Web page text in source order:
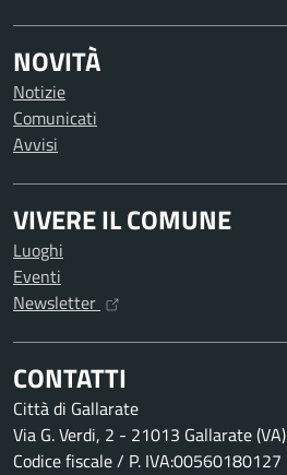
NOVITÀ
Notizie
Comunicati
Avvisi
VIVERE IL COMUNE
Luoghi
Eventi
Newsletter
CONTATTI
Città di Gallarate
Via G. Verdi, 2 - 21013 Gallarate (VA)
Codice fiscale / P. IVA:00560180127